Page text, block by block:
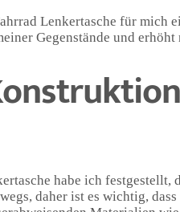
Lenkertasche für
Gegenstände und
habe ich
daher ist es wichtig,